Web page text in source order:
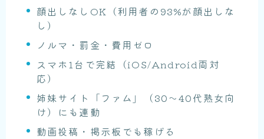
顔出しなしOK（利用者の93%が顔出しな
し）
ノルマ・罰金・費用ゼロ
スマホ1台で完結（iOS/Android両対
応）
姉妹サイト「ファム」（30〜40代熟女向
け）にも連動
動画投稿・掲示板でも稼げる